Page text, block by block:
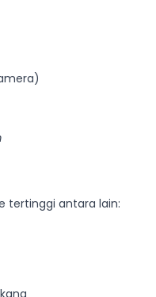
tertinggi antara lain: